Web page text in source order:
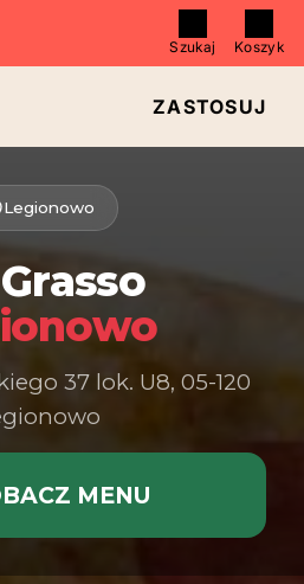
Szukaj Koszyk
ZASTOSUJ
Legionowo
37 lok. U8, 05-120
MENU